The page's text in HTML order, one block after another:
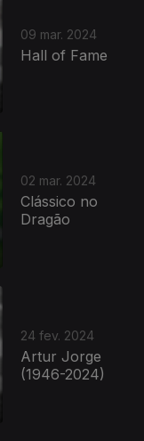
09 mar. 2024
Hall of Fame
02 mar. 2024
Clássico no
Dragão
24 fev. 2024
Artur Jorge
(1946-2024)